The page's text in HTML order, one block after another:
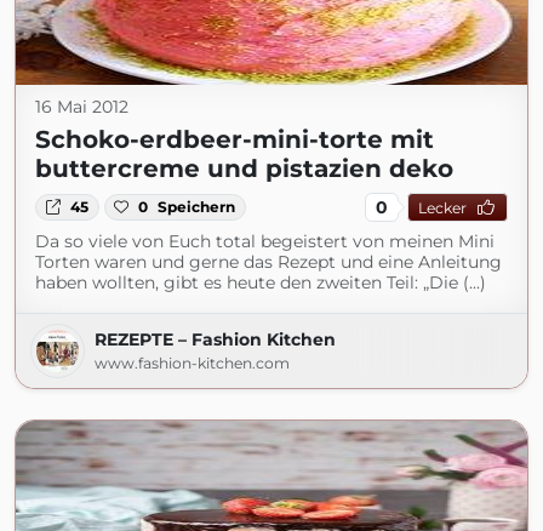
16 Mai 2012
Schoko-erdbeer-mini-torte mit
buttercreme und pistazien deko
45 0 Speichern 0 Lecker
Da so viele von Euch total begeistert von meinen Mini
Torten waren und gerne das Rezept und eine Anleitung
haben wollten, gibt es heute den zweiten Teil: „Die (...)
REZEPTE – Fashion Kitchen
www.fashion-kitchen.com